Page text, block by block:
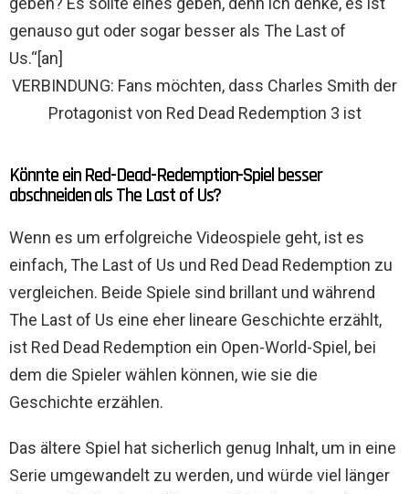
genauso gut oder sogar besser als The Last of
Us.“[an]
VERBINDUNG: Fans möchten, dass Charles Smith der
Protagonist von Red Dead Redemption 3 ist
Könnte ein Red-Dead-Redemption-Spiel besser
abschneiden als The Last of Us?
Wenn es um erfolgreiche Videospiele geht, ist es
einfach, The Last of Us und Red Dead Redemption zu
vergleichen. Beide Spiele sind brillant und während
The Last of Us eine eher lineare Geschichte erzählt,
ist Red Dead Redemption ein Open-World-Spiel, bei
dem die Spieler wählen können, wie sie die
Geschichte erzählen.
Das ältere Spiel hat sicherlich genug Inhalt, um in eine
Serie umgewandelt zu werden, und würde viel länger